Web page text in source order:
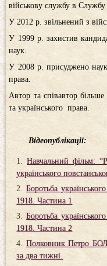
військову службу в Службу
У 2012 р. звільнений з
У 1999 р. захистив
наук.
У 2008 р. присуджено
права.
Автор та співавтор більше
та українського права.
Відеопублікації:
Навчальний фільм:
українського
Боротьба
1918. Частина 1
Боротьба
1918. Частина 2
Полковник Петро
за два тижні.